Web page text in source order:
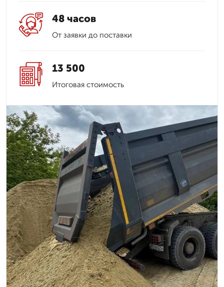
48 часов
От заявки до поставки
13 500
Итоговая стоимость